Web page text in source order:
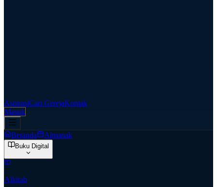
AspirasiCari GerejaKontak
Masuk
Beranda Almanak
Buku Digital
Alkitab